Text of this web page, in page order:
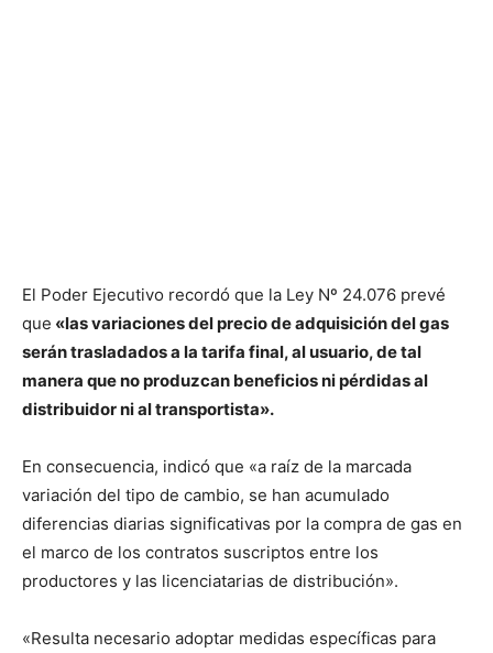
El Poder Ejecutivo recordó que la Ley Nº 24.076 prevé
que «las variaciones del precio de adquisición del gas
serán trasladados a la tarifa final, al usuario, de tal
manera que no produzcan beneficios ni pérdidas al
distribuidor ni al transportista».
En consecuencia, indicó que «a raíz de la marcada
variación del tipo de cambio, se han acumulado
diferencias diarias significativas por la compra de gas en
el marco de los contratos suscriptos entre los
productores y las licenciatarias de distribución».
«Resulta necesario adoptar medidas específicas para